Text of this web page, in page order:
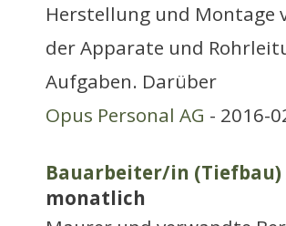
Herstellung und Montage
der Apparate und
Aufgaben. Darüber
Opus Personal AG - 2016-
Bauarbeiter/in
monatlich